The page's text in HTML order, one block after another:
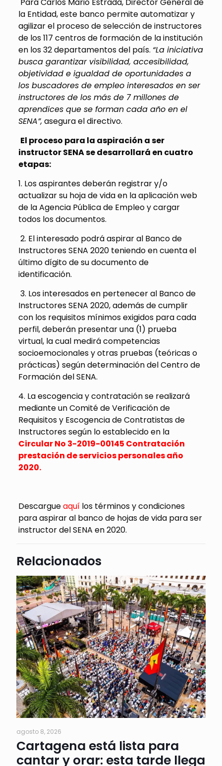
Para Carlos Mario Estrada, Director General de
la Entidad, este banco permite automatizar y
agilizar el proceso de selección de instructores
de los 117 centros de formación de la institución
en los 32 departamentos del país. “La iniciativa
busca garantizar visibilidad, accesibilidad,
objetividad e igualdad de oportunidades a
los buscadores de empleo interesados en ser
instructores de los más de 7 millones de
aprendices que se forman cada año en el
SENA”, asegura el directivo.
El proceso para la aspiración a ser
instructor SENA se desarrollará en cuatro
etapas:
1. Los aspirantes deberán registrar y/o
actualizar su hoja de vida en la aplicación web
de la Agencia Pública de Empleo y cargar
todos los documentos.
2. El interesado podrá aspirar al Banco de
Instructores SENA 2020 teniendo en cuenta el
último dígito de su documento de
identificación.
3. Los interesados en pertenecer al Banco de
Instructores SENA 2020, además de cumplir
con los requisitos mínimos exigidos para cada
perfil, deberán presentar una (1) prueba
virtual, la cual medirá competencias
socioemocionales y otras pruebas (teóricas o
prácticas) según determinación del Centro de
Formación del SENA.
4. La escogencia y contratación se realizará
mediante un Comité de Verificación de
Requisitos y Escogencia de Contratistas de
Instructores según lo establecido en la
Circular No 3-2019-00145 Contratación
prestación de servicios personales año
2020.
Descargueaquí los términos y condiciones
para aspirar al banco de hojas de vida para ser
instructor del SENA en 2020.
Relacionados
agosto 8, 2026
Cartagena está lista para
cantar y orar: esta tarde llega